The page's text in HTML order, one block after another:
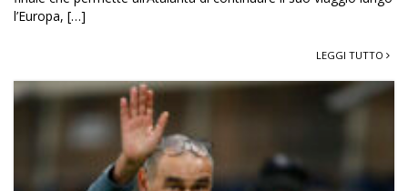
l’Europa, […]
LEGGI TUTTO